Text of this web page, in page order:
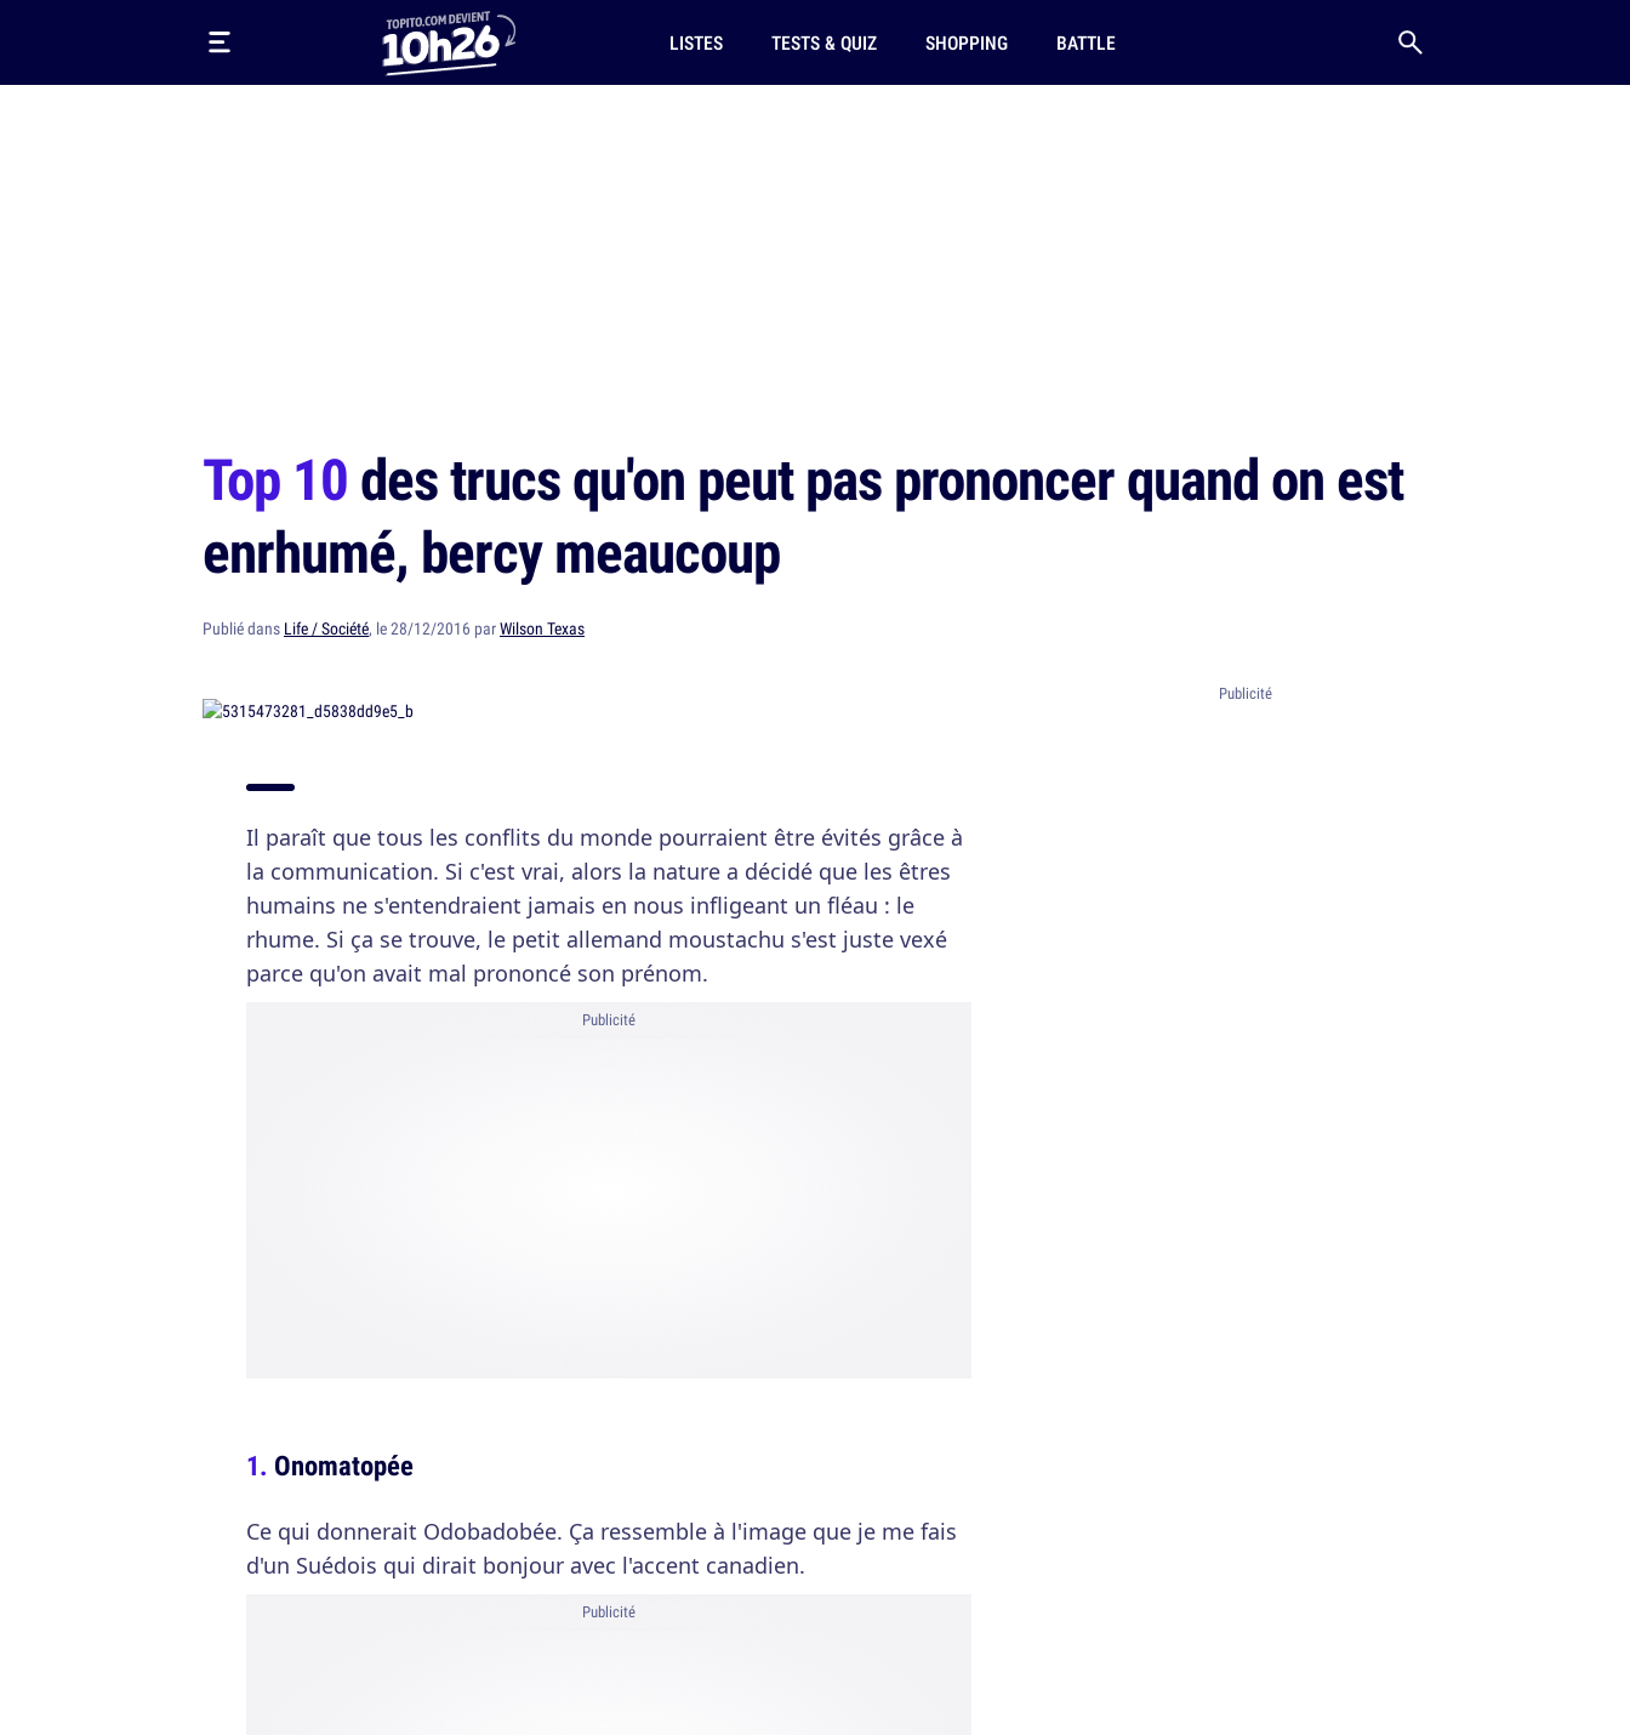
LISTES TESTS & QUIZ SHOPPING BATTLE
Top 10des trucs qu'on peut pas prononcer quand on est
enrhumé, bercy meaucoup
Publié dans Life / Société, le 28/12/2016 parWilson Texas
Il paraît que tous les conflits du monde pourraient être évités grâce à
la communication. Si c'est vrai, alors la nature a décidé que les êtres
humains ne s'entendraient jamais en nous infligeant un fléau : le
rhume. Si ça se trouve, le petit allemand moustachu s'est juste vexé
parce qu'on avait mal prononcé son prénom.
Publicité
Onomatopée
Ce qui donnerait Odobadobée. Ça ressemble à l'image que je me fais
d'un Suédois qui dirait bonjour avec l'accent canadien.
Publicité